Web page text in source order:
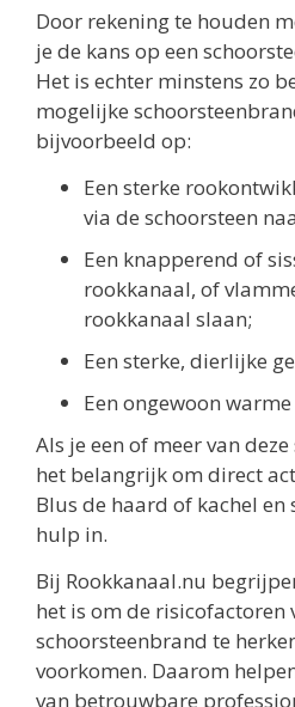
Door rekening te houden
je de kans op een
Het is echter minstens zo
mogelijke
bijvoorbeeld op:
Een sterke
via de schoorsteen
Een knapperend of
rookkanaal, of
rookkanaal slaan;
Een sterke, dierlijke
Een ongewoon
Als je een of meer van
het belangrijk om direct
Blus de haard of kachel en
hulp in.
Bij Rookkanaal.nu
het is om de risicofactoren
schoorsteenbrand te
voorkomen. Daarom
van betrouwbare